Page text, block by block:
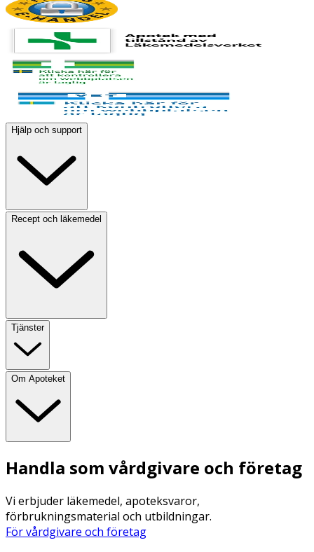
Hjälp och support
Recept och läkemedel
Tjänster
Om Apoteket
Handla som vårdgivare och företag
Vi erbjuder läkemedel, apoteksvaror,
förbrukningsmaterial och utbildningar.
För vårdgivare och företag